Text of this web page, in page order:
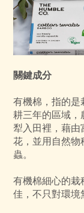
關鍵成分
有機棉，指的是
耕三年的區域，
犁入田裡，藉由
花，並用自然物
蟲。
有機棉細心的栽
佳，不只對環境